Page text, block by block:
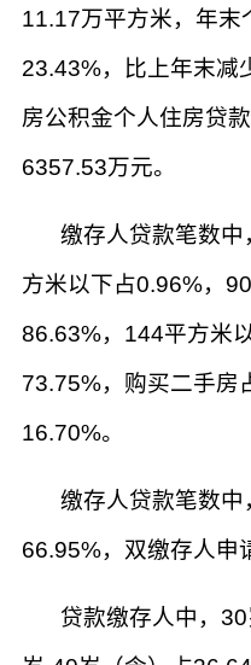
11.17万平方米，年末
23.43%，比上年末减
房公积金个人住房贷
6357.53万元。
缴存人贷款笔数
方米以下占0.96%，
86.63%，144平方米
73.75%，购买二手房
16.70%。
缴存人贷款笔数
66.95%，双缴存人申
贷款缴存人中，